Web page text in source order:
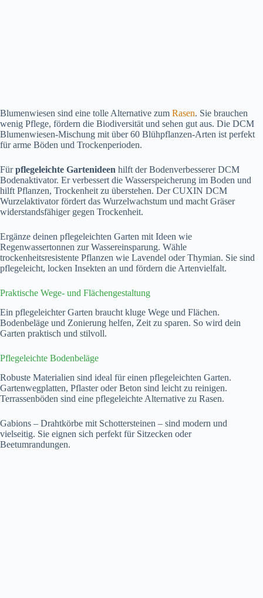
Blumenwiesen sind eine tolle Alternative zum Rasen. Sie brauchen
wenig Pflege, fördern die Biodiversität und sehen gut aus. Die DCM
Blumenwiesen-Mischung mit über 60 Blühpflanzen-Arten ist perfekt
für arme Böden und Trockenperioden.
Fürpflegeleichte Gartenideen hilft der Bodenverbesserer DCM
Bodenaktivator. Er verbessert die Wasserspeicherung im Boden und
hilft Pflanzen, Trockenheit zu überstehen. Der CUXIN DCM
Wurzelaktivator fördert das Wurzelwachstum und macht Gräser
widerstandsfähiger gegen Trockenheit.
Ergänze deinen pflegeleichten Garten mit Ideen wie
Regenwassertonnen zur Wassereinsparung. Wähle
trockenheitsresistente Pflanzen wie Lavendel oder Thymian. Sie sind
pflegeleicht, locken Insekten an und fördern die Artenvielfalt.
Praktische Wege- und Flächengestaltung
Ein pflegeleichter Garten braucht kluge Wege und Flächen.
Bodenbeläge und Zonierung helfen, Zeit zu sparen. So wird dein
Garten praktisch und stilvoll.
Pflegeleichte Bodenbeläge
Robuste Materialien sind ideal für einen pflegeleichten Garten.
Gartenwegplatten, Pflaster oder Beton sind leicht zu reinigen.
Terrassenböden sind eine pflegeleichte Alternative zu Rasen.
Gabions – Drahtkörbe mit Schottersteinen – sind modern und
vielseitig. Sie eignen sich perfekt für Sitzecken oder
Beetumrandungen.